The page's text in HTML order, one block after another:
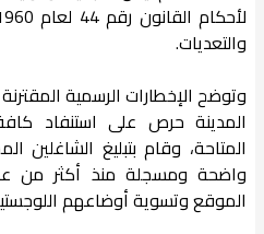
والتعديات.
وتوضح الإخطارات الرسمية
المدينة حرص على استنفاد كافة
المتاحة، وقام بتبليغ الشاغلين
واضحة ومسجلة منذ أكثر من
الموقع وتسوية أوضاعهم